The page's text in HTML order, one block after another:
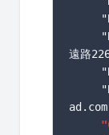
遠路